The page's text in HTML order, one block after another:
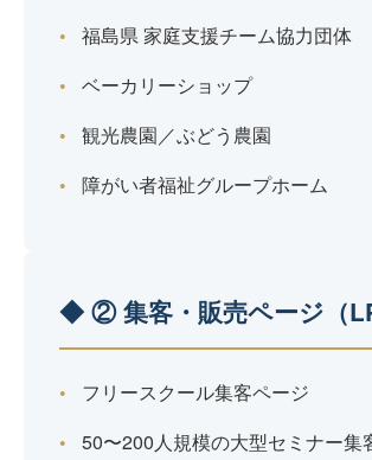
福島県 家庭支援チーム協力団体
ベーカリーショップ
観光農園／ぶどう農園
障がい者福祉グループホーム
◆ ② 集客・販売ページ（
フリースクール集客ページ
50〜200人規模の大型セミナー集